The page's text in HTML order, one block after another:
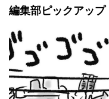
編集部ピックアップ